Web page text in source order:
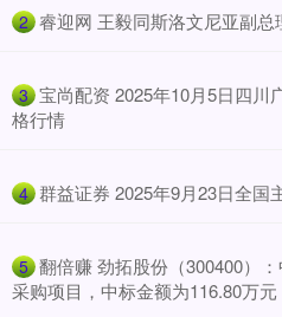
2 睿迎网 王毅同斯洛文尼亚副总
3 宝尚配资 2025年10月5日四川
格行情
4 群益证券 2025年9月23日全国
5 翻倍赚 劲拓股份（300400）
采购项目，中标金额为116.80万元